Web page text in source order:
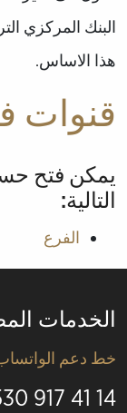
هذا الاساس.
قنوات
التالية:
الفرع
الخدمات
خط دعم
14 41 917 0530